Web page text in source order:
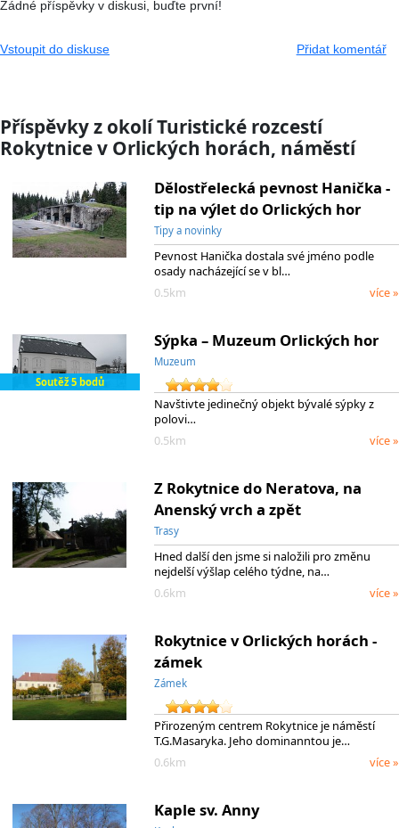
Žádné příspěvky v diskusi, buďte první!
Vstoupit do diskuse Přidat komentář
Příspěvky z okolí Turistické rozcestí
Rokytnice v Orlických horách, náměstí
Dělostřelecká pevnost Hanička -
tip na výlet do Orlických hor
Tipy a novinky
Pevnost Hanička dostala své jméno podle
osady nacházející se v bl…
0.5km
více »
Soutěž 5 bodů
Sýpka – Muzeum Orlických hor
Muzeum
Navštivte jedinečný objekt bývalé sýpky z
polovi…
0.5km
více »
Z Rokytnice do Neratova, na
Anenský vrch a zpět
Trasy
Hned další den jsme si naložili pro změnu
nejdelší výšlap celého týdne, na…
0.6km
více »
Rokytnice v Orlických horách -
zámek
Zámek
Přirozeným centrem Rokytnice je náměstí
T.G.Masaryka. Jeho dominanntou je…
0.6km
více »
Kaple sv. Anny